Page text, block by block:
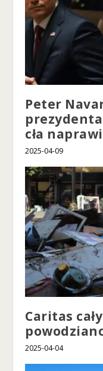
Peter
cła
2025-04-09
Caritas
2025-04-04